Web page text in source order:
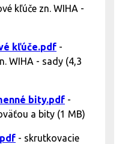
kľúče zn. WIHA -
kľúče.pdf -
WIHA - sady (4,3
bity.pdf -
a bity (1 MB)
- skrutkovacie